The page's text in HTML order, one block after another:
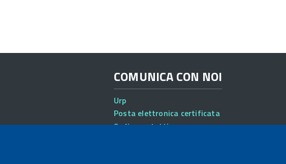
COMUNICA CON NOI
Urp
Posta elettronica certificata
Sedi e contatti